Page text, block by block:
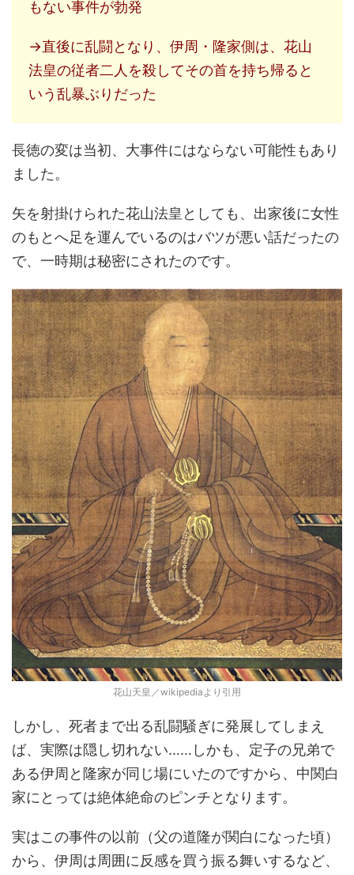
もない事件が勃発
→直後に乱闘となり、伊周・隆家側は、花山
法皇の従者二人を殺してその首を持ち帰ると
いう乱暴ぶりだった
長徳の変は当初、大事件にはならない可能性もあり
ました。
矢を射掛けられた花山法皇としても、出家後に女性
のもとへ足を運んでいるのはバツが悪い話だったの
で、一時期は秘密にされたのです。
花山天皇／wikipediaより引用
しかし、死者まで出る乱闘騒ぎに発展してしまえ
ば、実際は隠し切れない……しかも、定子の兄弟で
ある伊周と隆家が同じ場にいたのですから、中関白
家にとっては絶体絶命のピンチとなります。
実はこの事件の以前（父の道隆が関白になった頃）
から、伊周は周囲に反感を買う振る舞いするなど、